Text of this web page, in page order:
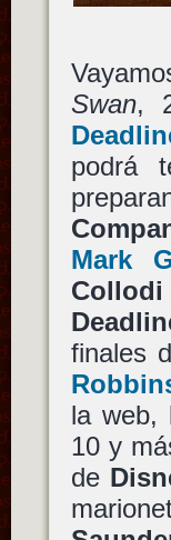
Swan,
podrá
Mark
Collodi
finales
la web,
10 y
de